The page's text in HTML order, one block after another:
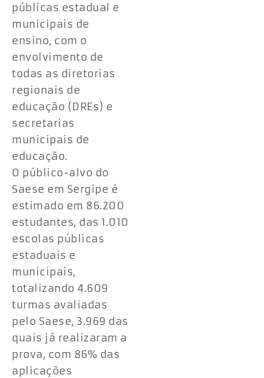
públicas estadual e
municipais de
ensino, com o
envolvimento de
todas as diretorias
regionais de
educação (DREs) e
secretarias
municipais de
educação.
O público-alvo do
Saese em Sergipe é
estimado em 86.200
estudantes, das 1.010
escolas públicas
estaduais e
municipais,
totalizando 4.609
turmas avaliadas
pelo Saese, 3.969 das
quais já realizaram a
prova, com 86% das
aplicações